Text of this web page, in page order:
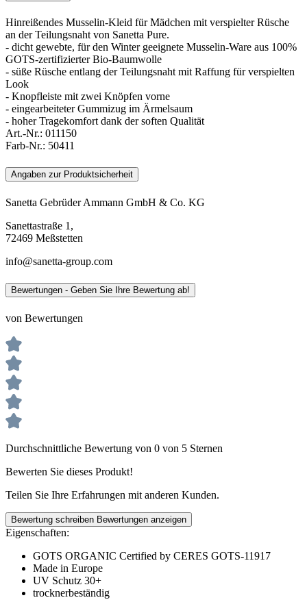
Hinreißendes Musselin-Kleid für Mädchen mit verspielter Rüsche
an der Teilungsnaht von Sanetta Pure.
- dicht gewebte, für den Winter geeignete Musselin-Ware aus 100%
GOTS-zertifizierter Bio-Baumwolle
- süße Rüsche entlang der Teilungsnaht mit Raffung für verspielten
Look
- Knopfleiste mit zwei Knöpfen vorne
- eingearbeiteter Gummizug im Ärmelsaum
- hoher Tragekomfort dank der soften Qualität
Art.-Nr.: 011150
Farb-Nr.: 50411
Angaben zur Produktsicherheit
Sanetta Gebrüder Ammann GmbH & Co. KG
Sanettastraße 1,
72469 Meßstetten
info@sanetta-group.com
Bewertungen - Geben Sie Ihre Bewertung ab!
von Bewertungen
Durchschnittliche Bewertung von 0 von 5 Sternen
Bewerten Sie dieses Produkt!
Teilen Sie Ihre Erfahrungen mit anderen Kunden.
Bewertung schreiben Bewertungen anzeigen
Eigenschaften:
GOTS ORGANIC Certified by CERES GOTS-11917
Made in Europe
UV Schutz 30+
trocknerbeständig